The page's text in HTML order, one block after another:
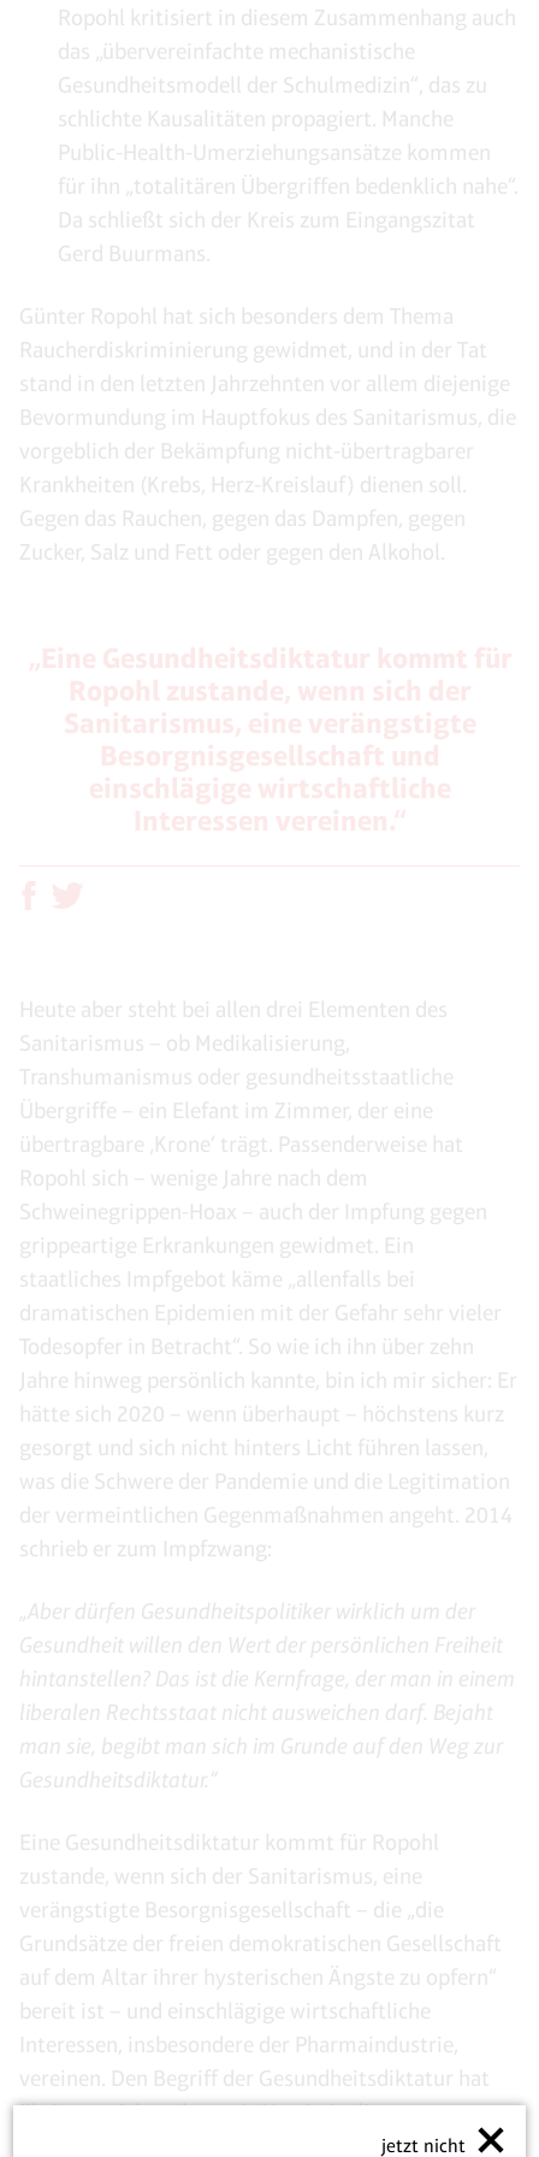
Ropohl kritisiert in diesem Zusammenhang auch
das „übervereinfachte mechanistische
Gesundheitsmodell der Schulmedizin“, das zu
schlichte Kausalitäten propagiert. Manche
Public-Health-Umerziehungsansätze kommen
für ihn „totalitären Übergriffen bedenklich nahe“.
Da schließt sich der Kreis zum Eingangszitat
Gerd Buurmans.
Günter Ropohl hat sich besonders dem Thema
Raucherdiskriminierung gewidmet, und in der Tat
stand in den letzten Jahrzehnten vor allem diejenige
Bevormundung im Hauptfokus des Sanitarismus, die
vorgeblich der Bekämpfung nicht-übertragbarer
Krankheiten (Krebs, Herz-Kreislauf) dienen soll.
Gegen das Rauchen, gegen das Dampfen, gegen
Zucker, Salz und Fett oder gegen den Alkohol.
Heute aber steht bei allen drei Elementen des
Sanitarismus – ob Medikalisierung,
Transhumanismus oder gesundheitsstaatliche
Übergriffe – ein Elefant im Zimmer, der eine
übertragbare ‚Krone‘ trägt. Passenderweise hat
Ropohl sich – wenige Jahre nach dem
Schweinegrippen-Hoax – auch der Impfung gegen
grippeartige Erkrankungen gewidmet. Ein
staatliches Impfgebot käme „allenfalls bei
dramatischen Epidemien mit der Gefahr sehr vieler
Todesopfer in Betracht“. So wie ich ihn über zehn
Jahre hinweg persönlich kannte, bin ich mir sicher: Er
hätte sich 2020 – wenn überhaupt – höchstens kurz
gesorgt und sich nicht hinters Licht führen lassen,
was die Schwere der Pandemie und die Legitimation
der vermeintlichen Gegenmaßnahmen angeht. 2014
schrieb er zum Impfzwang:
„Aber dürfen Gesundheitspolitiker wirklich um der
Gesundheit willen den Wert der persönlichen Freiheit
hintanstellen? Das ist die Kernfrage, der man in einem
liberalen Rechtsstaat nicht ausweichen darf. Bejaht
man sie, begibt man sich im Grunde auf den Weg zur
Gesundheitsdiktatur.“
Eine Gesundheitsdiktatur kommt für Ropohl
zustande, wenn sich der Sanitarismus, eine
verängstigte Besorgnisgesellschaft – die „die
Grundsätze der freien demokratischen Gesellschaft
auf dem Altar ihrer hysterischen Ängste zu opfern“
bereit ist – und einschlägige wirtschaftliche
Interessen, insbesondere der Pharmaindustrie,
vereinen. Den Begriff der Gesundheitsdiktatur hat
übrigens nicht zuletzt ein Verein in die
deutschsprachige Debatte geworfen, dem Ropohl
jetzt nicht